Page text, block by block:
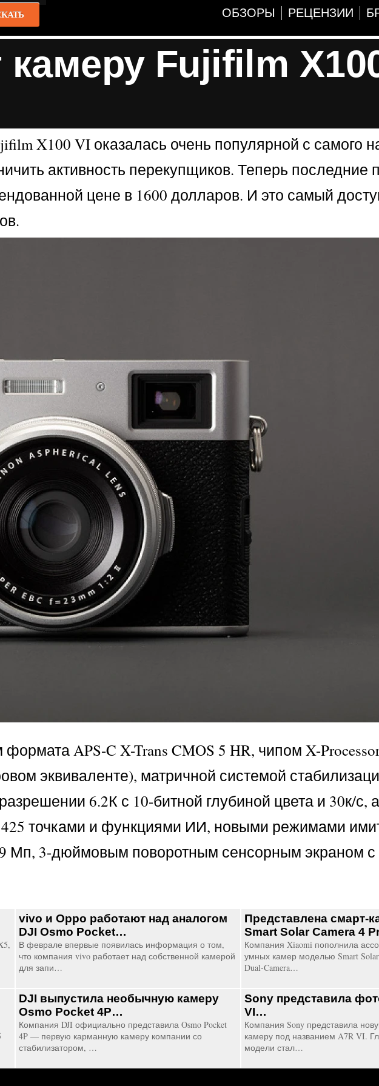
ОБЗОРЫ РЕЦЕНЗИИ
Fujifilm
X100 VI оказалась очень популярной с самого
активность перекупщиков. Теперь последние
цене в 1600 долларов. И это самый
APS-C X-Trans CMOS 5 HR, чипом X-
эквиваленте), матричной системой
6.2К с 10-битной глубиной цвета и 30к/с,
425 точками и функциями ИИ, новыми режимами
Мп, 3-дюймовым поворотным сенсорным экраном с
vivo и Oppo работают над аналогом
DJI Osmo Pocket…
В феврале впервые появилась информация о том,
что компания vivo работает над собственной камерой
для запи…
Представлена смарт-
Smart Solar Camera 4
Компания Xiaomi пополнила
умных камер моделью Smart Solar
Dual-Camera…
DJI выпустила необычную камеру
Osmo Pocket 4P…
Компания DJI официально представила Osmo Pocket
4P — первую карманную камеру компании со
стабилизатором, …
Sony представила
VI…
Компания Sony представила
камеру под названием A7R VI.
модели стал…